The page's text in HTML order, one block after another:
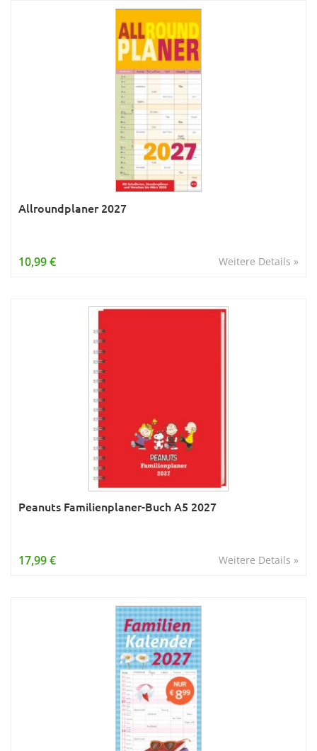
Allroundplaner 2027
Weitere Details »
10,99 €
Peanuts Familienplaner-Buch A5 2027
Weitere Details »
17,99 €